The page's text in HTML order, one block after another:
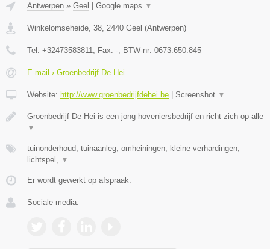
Antwerpen » Geel Google maps ▼
Winkelomseheide, 38 2440 Geel (Antwerpen)
Tel: +32473583811 , Fax: - , BTW-nr: 0673.650.845
E-mail › Groenbedrijf De Hei
Website: http://www.groenbedrijfdehei.be Screenshot ▼
Groenbedrijf De Hei is een jong hoveniersbedrijf en richt zich op alle
▼
tuinonderhoud, tuinaanleg, omheiningen, kleine verhardingen,
lichtspel,
▼
Er wordt gewerkt op afspraak.
Sociale media: